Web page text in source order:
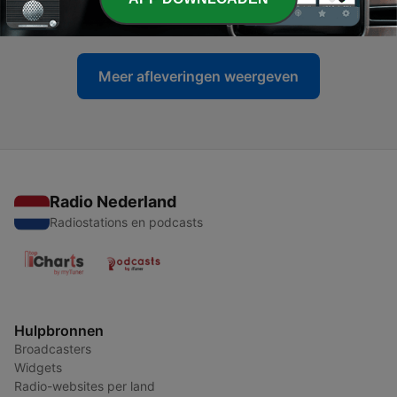
09 dec. 2025
Meer afleveringen weergeven
Radio Nederland
Radiostations en podcasts
Hulpbronnen
Broadcasters
Widgets
Radio-websites per land